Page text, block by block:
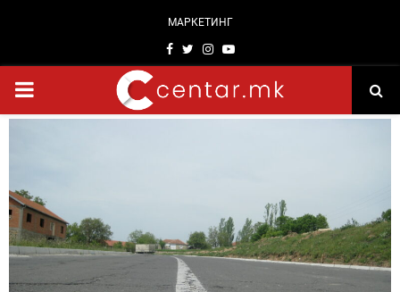
МАРКЕТИНГ
Facebook
TwitterInstagram
Youtube
PRIMARY